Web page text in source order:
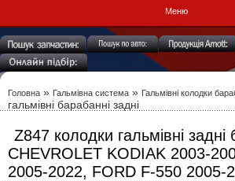
Меню
Головна » Гальмівна система » Гальмівні колодки
гальмівні барабанні задні
Z847 колодки гальмівні задні
CHEVROLET KODIAK 2003-
2005-2022, FORD F-550 2005-